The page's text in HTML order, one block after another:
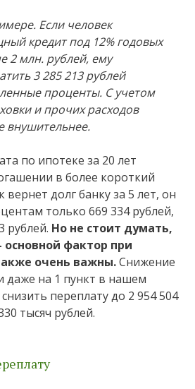
Если человек
кредит под 12% годовых
2 млн. рублей, ему
3 285 213 рублей
проценты. С учетом
и прочих расходов
внушительнее.
по ипотеке за 20 лет
в более короткий
вернет долг банку за 5 лет, он
только 669 334 рублей,
рублей. Но не стоит думать,
основной фактор при
очень важны.Снижение
даже на 1 пункт в нашем
переплату до 2 954 504
тысяч рублей.